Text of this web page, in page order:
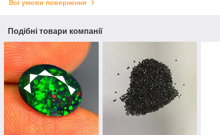
Всі умови повернення
Подібні товари компанії